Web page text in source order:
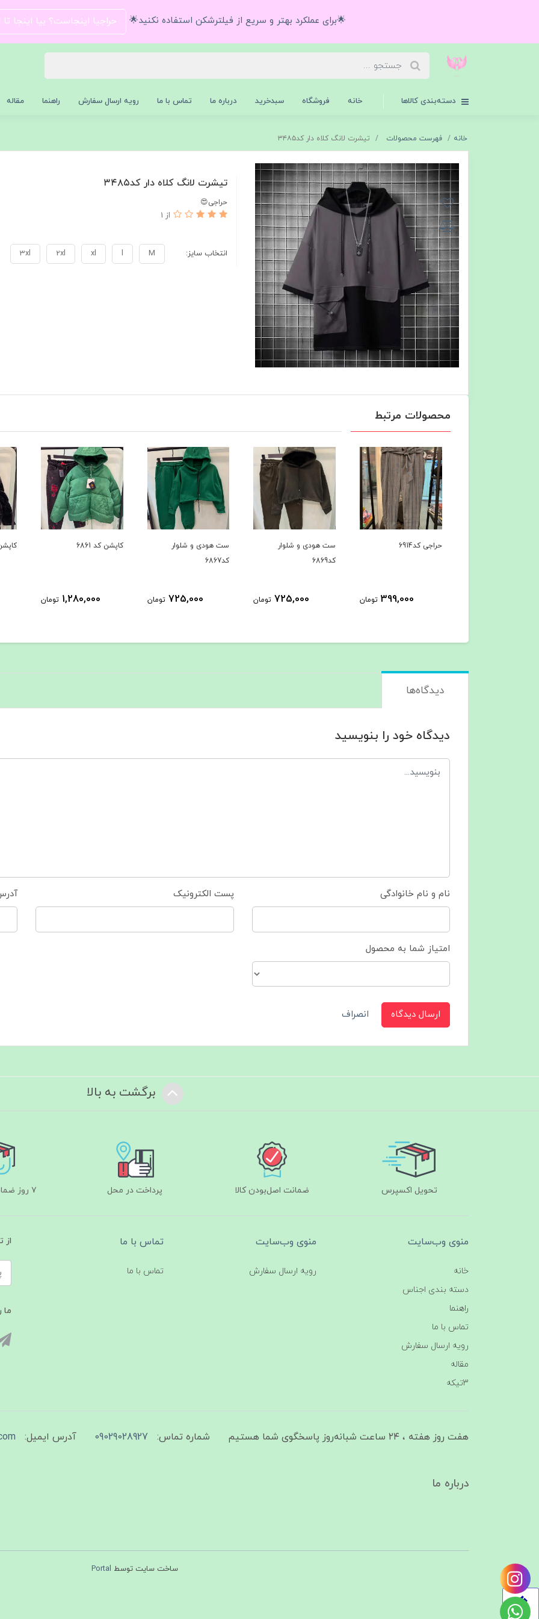
🌟برای عملکرد بهتر و سریع از فیلترشکن استفاده نکنید🌟 حراجیا اینجاست؟ بیا اینجا
دسته‌بندی کالاها خانه فروشگاه سبدخرید درباره ما تماس با ما رویه ارسال سفارش راهنما مقاله
خانه فهرست محصولات تیشرت لانگ کلاه دار کد۳۴۸۵
تیشرت لانگ کلاه دار کد۳۴۸۵
حراجی😍
از 1
انتخاب سایز: M
l
xl
2xl
3xl
محصولات مرتبط
ست هودی و شلوار
725,000 تومان
ست هودی و شلوار
کد6867
725,000 تومان
کاپشن کد 6861
1,280,000 تومان
کاپشن کد 6735
1,458,000 تومان
دیدگاه‌ها
دیدگاه خود را بنویسید
نام و نام خانوادگی پست الکترونیک
امتیاز شما به محصول
ارسال دیدگاه انصراف
برگشت به بالا
تحویل اکسپرس ضمانت اصل‌بودن کالا پرداخت در محل ۷ روز ضمانت بازگشت
منوی وب‌سایت
خانه
دسته بندی اجناس
راهنما
تماس با ما
رویه ارسال سفارش
مقاله
3تیکه
منوی وب‌سایت
رویه ارسال سفارش
تماس با ما
تماس با ما
از
ما
هفت روز هفته ، ۲۴ ساعت شبانه‌روز پاسخگوی شما هستیم شماره تماس: 09029028927 آدرس ایمیل:
درباره ما
ساخت سایت توسط Portal